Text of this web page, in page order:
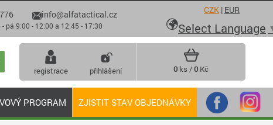
PROGRAM ZJISTIT STAV OBJEDNÁVKY
registrace přihlášení 0 ks /0 Kč
info@alfatactical.cz
- 12:00 a 12:45 - 17:30
CZK | EUR
Select Language